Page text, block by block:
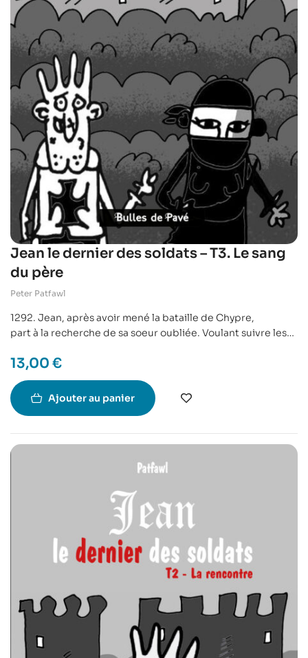
Jean le dernier des soldats – T3. Le sang
du père
Peter Patfawl
1292. Jean, après avoir mené la bataille de Chypre,
part à la recherche de sa soeur oubliée. Voulant suivre les
de leur père, ils seront à nouveau confrontés à leur ennemi
Saladin.
Accompagné de nouveaux amis, Jean va peu à peu percer
les mystères de l’histoire des Templiers…
13,00 €
Ajouter au panier